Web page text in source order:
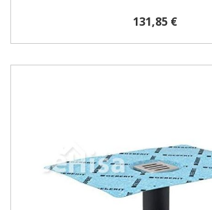
131,85 €